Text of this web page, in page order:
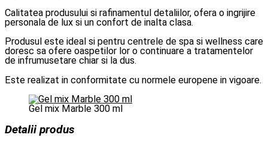
Calitatea produsului si rafinamentul detaliilor, ofera o ingrijire
personala de lux si un confort de inalta clasa.
Produsul este ideal si pentru centrele de spa si wellness care
doresc sa ofere oaspetilor lor o continuare a tratamentelor
de infrumusetare chiar si la dus.
Este realizat in conformitate cu normele europene in vigoare.
Gel mix Marble 300 ml
Detalii produs